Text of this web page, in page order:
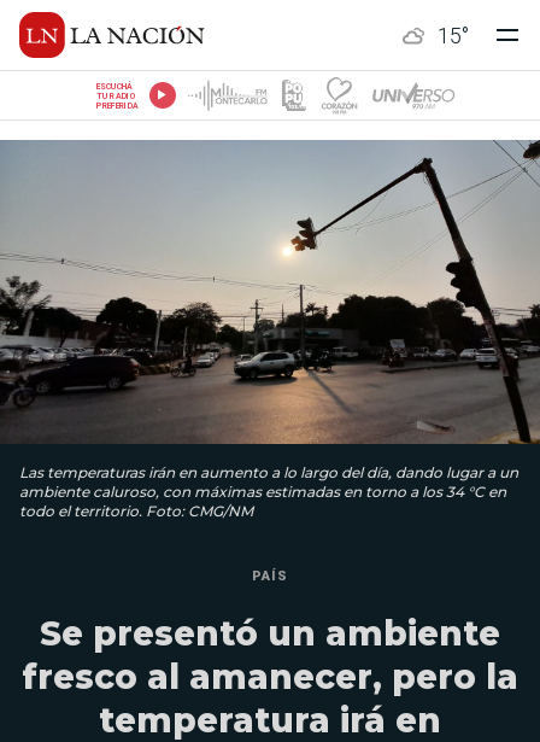
15°
ESCUCHÁ
TU RADIO
PREFERIDA
Las temperaturas irán en aumento a lo largo del día, dando lugar a un
ambiente caluroso, con máximas estimadas en torno a los 34 °C en
todo el territorio. Foto: CMG/NM
PAÍS
Se presentó un ambiente
fresco al amanecer, pero la
temperatura irá en